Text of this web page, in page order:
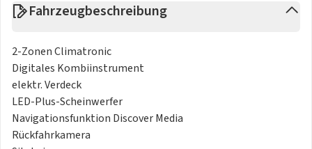
Fahrzeugbeschreibung
2-Zonen Climatronic
Digitales Kombiinstrument
elektr. Verdeck
LED-Plus-Scheinwerfer
Navigationsfunktion Discover Media
Rückfahrkamera